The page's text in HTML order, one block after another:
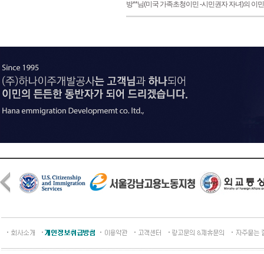
방**님(미국 가족초청이민 -시민권자 자녀)의 이